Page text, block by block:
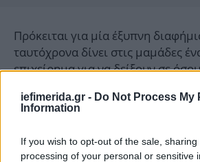
iefimerida.gr - Do Not Process My
Information
If you wish to opt-out of the sale,
processing of your personal or sensitive
Πρόκειται για μία έξυπνη
ταυτόχρονα δίνει στις μαμάδες
επιχείρημα για να δείξουν σε
τον κόπο τους τι πραγματικά
προσφέρει έναν τρόπο
δαπανά η κάθε μία για τις
σχέση με τα παιδιά, κάθε ημέρα.